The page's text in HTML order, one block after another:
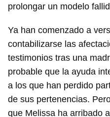
prolongar un modelo
Ya han comenzado a
contabilizarse las
testimonios tras una
probable que la ayuda
a los que han perdido
de sus pertenencias.
que Melissa ha arribado